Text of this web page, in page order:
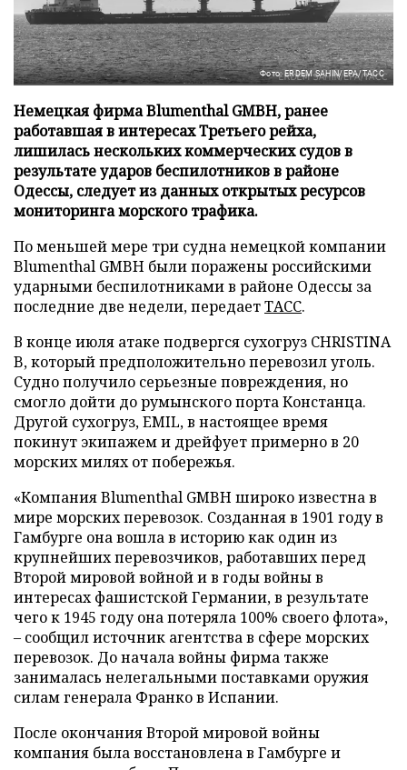
Фото: ERDEM SAHIN/EPA/ТАСС
Немецкая фирма Blumenthal GMBH, ранее
работавшая в интересах Третьего рейха,
лишилась нескольких коммерческих судов в
результате ударов беспилотников в районе
Одессы, следует из данных открытых ресурсов
мониторинга морского трафика.
По меньшей мере три судна немецкой компании
Blumenthal GMBH были поражены российскими
ударными беспилотниками в районе Одессы за
последние две недели, передаетТАСС.
В конце июля атаке подвергся сухогруз CHRISTINA
B, который предположительно перевозил уголь.
Судно получило серьезные повреждения, но
смогло дойти до румынского порта Констанца.
Другой сухогруз, EMIL, в настоящее время
покинут экипажем и дрейфует примерно в 20
морских милях от побережья.
«Компания Blumenthal GMBH широко известна в
мире морских перевозок. Созданная в 1901 году в
Гамбурге она вошла в историю как один из
крупнейших перевозчиков, работавших перед
Второй мировой войной и в годы войны в
интересах фашистской Германии, в результате
чего к 1945 году она потеряла 100% своего флота»,
– сообщил источник агентства в сфере морских
перевозок. До начала войны фирма также
занималась нелегальными поставками оружия
силам генерала Франко в Испании.
После окончания Второй мировой войны
компания была восстановлена в Гамбурге и